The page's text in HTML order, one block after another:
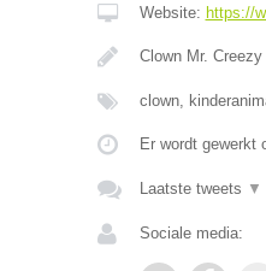
Website: https://
Clown Mr.
clown,
Er wordt gewerkt
Laatste tweets ▼
Sociale media: